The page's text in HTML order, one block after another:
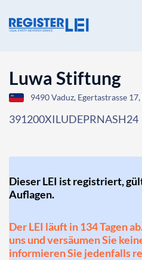
Luwa Stiftung
9490 Vaduz, Egertastrasse
391200XILUDEPRNASH24
Dieser LEI ist registriert,
Auflagen.
Der LEI läuft in 134 Tagen
uns und versäumen Sie
informieren Sie jedenfalls